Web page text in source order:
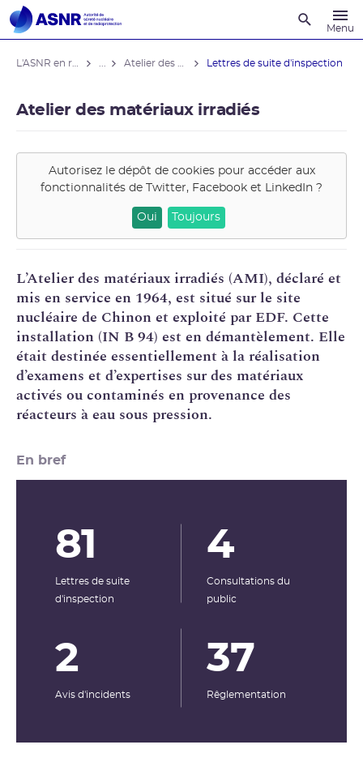
Menu
Lettres de suite d'inspection
Atelier des matériaux irradiés
Autorisez le dépôt de cookies pour accéder aux
fonctionnalités de Twitter, Facebook et LinkedIn ?
Oui Toujours
L’Atelier des matériaux irradiés (AMI), déclaré et
mis en service en 1964, est situé sur le site
nucléaire de Chinon et exploité parEDF. Cette
installation (IN B 94) est endémantèlement. Elle
était destinée essentiellement à la réalisation
d’examens et d’expertises sur des matériaux
activés ou contaminés en provenance des
réacteurs à eau sous pression.
En bref
81
Lettres de suite
d'inspection
4
Consultations du
public
2
Avis d'incidents
37
Rêglementation